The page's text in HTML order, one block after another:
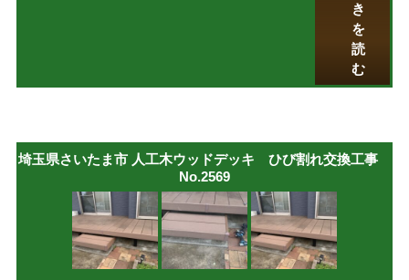
き
を
読
む
埼玉県さいたま市 人工木ウッドデッキ ひび割れ交換工事
No.2569